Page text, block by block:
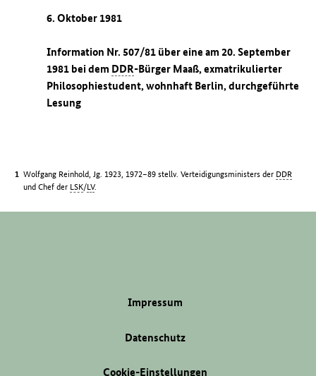
6. Oktober 1981
Information Nr. 507/81 über eine am 20. September
1981 bei dem DDR-Bürger Maaß, exmatrikulierter
Philosophiestudent, wohnhaft Berlin, durchgeführte
Lesung
Wolfgang Reinhold, Jg. 1923, 1972–89 stellv. Verteidigungsministers der DDR
und Chef der LSK/LV.
Impressum
Datenschutz
Cookie-Einstellungen